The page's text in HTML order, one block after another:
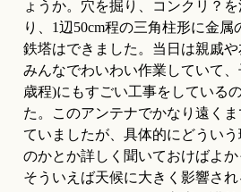
ょうか。穴を掘り、コンクリ？
り、1辺50cm程の三角柱形に金
鉄塔はできました。当日は親戚
みんなでわいわい作業していて
歳程)にもすごい工事をしている
た。このアンテナでかなり遠く
ていましたが、具体的にどうい
のかとか詳しく聞いておけばよか
そういえば天候に大きく影響さ